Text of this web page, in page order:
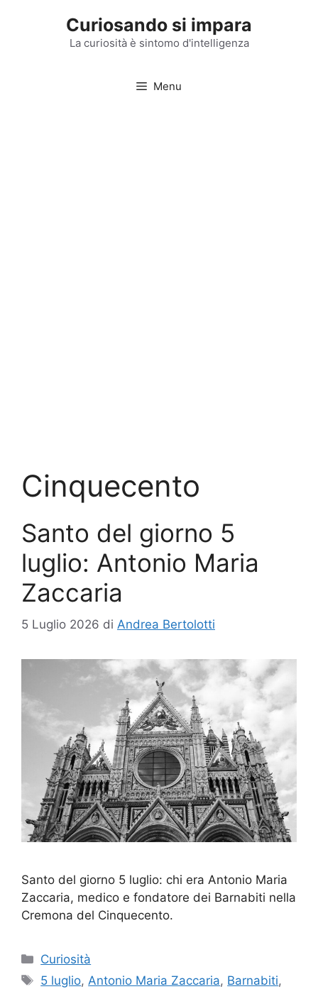
Curiosando si impara
La curiosità è sintomo d'intelligenza
Menu
Cinquecento
Santo del giorno 5
luglio: Antonio Maria
Zaccaria
5 Luglio 2026 di Andrea Bertolotti
Santo del giorno 5 luglio: chi era Antonio Maria
Zaccaria, medico e fondatore dei Barnabiti nella
Cremona del Cinquecento.
Categorie
Curiosità
Tag
5 luglio,Antonio Maria Zaccaria, Barnabiti,